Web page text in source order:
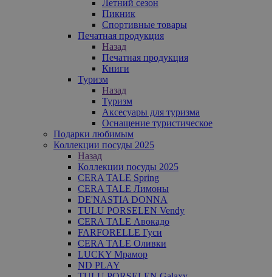
Летний сезон
Пикник
Спортивные товары
Печатная продукция
Назад
Печатная продукция
Книги
Туризм
Назад
Туризм
Аксесуары для туризма
Оснащение туристическое
Подарки любимым
Коллекции посуды 2025
Назад
Коллекции посуды 2025
CERA TALE Spring
CERA TALE Лимоны
DE'NASTIA DONNA
TULU PORSELEN Vendy
CERA TALE Авокадо
FARFORELLE Гуси
CERA TALE Оливки
LUCKY Мрамор
ND PLAY